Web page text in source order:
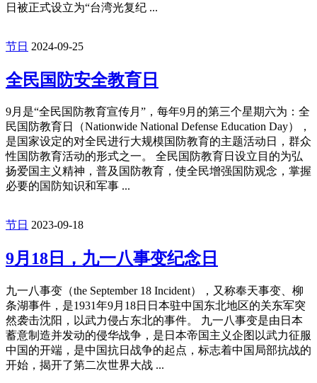
日被正式设立为“台湾光复纪 ...
节日 2024-09-25
全民国防安全教育日
9月是“全民国防教育宣传月”，每年9月的第三个星期六为：全
民国防教育日（Nationwide National Defense Education Day），
是国家设定的对全民进行大规模国防教育的主题活动日，群众